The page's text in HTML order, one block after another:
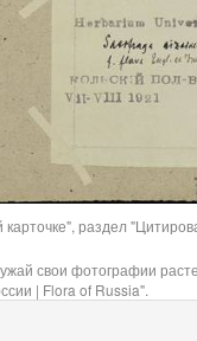
раздел
свои фотографии
| Flora of Russia".